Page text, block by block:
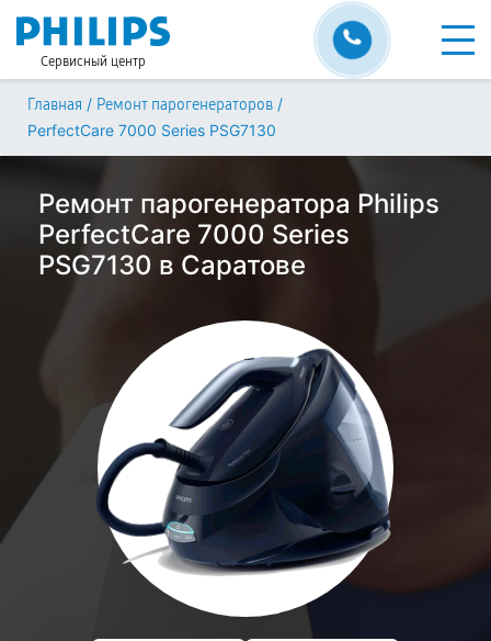
Сервисный центр
Главная / Ремонт парогенераторов /
PerfectCare 7000 Series PSG7130
Ремонт парогенератора Philips
PerfectCare 7000 Series
PSG7130 в Саратове